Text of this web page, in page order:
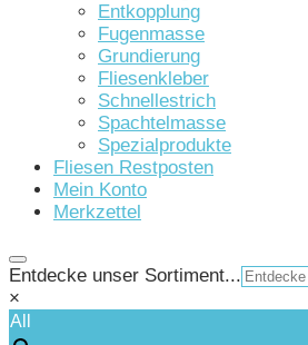
Entkopplung
Fugenmasse
Grundierung
Fliesenkleber
Schnellestrich
Spachtelmasse
Spezialprodukte
Fliesen Restposten
Mein Konto
Merkzettel
Entdecke unser Sortiment...
×
All